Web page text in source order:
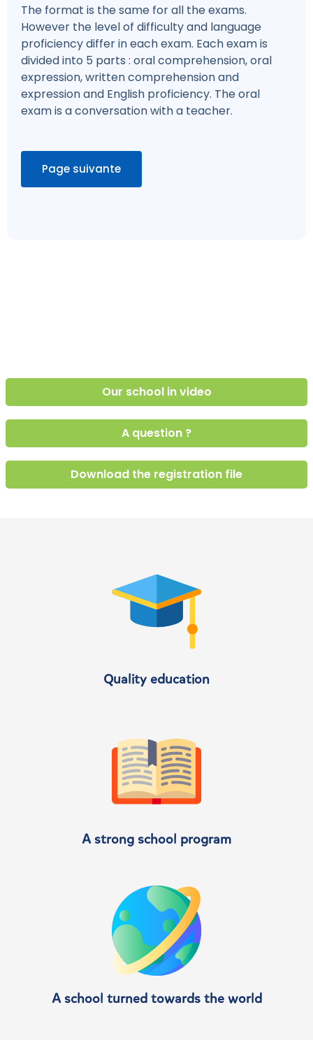
The format is the same for all the exams.
However the level of difficulty and language
proficiency differ in each exam. Each exam is
divided into 5 parts : oral comprehension, oral
expression, written comprehension and
expression and English proficiency. The oral
exam is a conversation with a teacher.
Page suivante
Our school in video
A question ?
Download the registration file
Quality education
A strong school program
A school turned towards the world